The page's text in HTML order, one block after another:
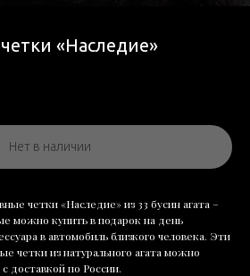
«Наследие»
Нет в наличии
четки «Наследие» из 33 бусин агата –
можно купить в подарок на день
в автомобиль близкого человека. Эти
четки из натурального агата можно
доставкой по России.